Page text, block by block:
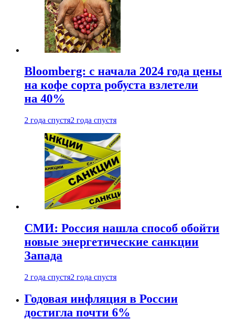
Bloomberg: с начала 2024 года цены
на кофе сорта робуста взлетели
на 40%
2 года спустя2 года спустя
СМИ: Россия нашла способ обойти
новые энергетические санкции
Запада
2 года спустя2 года спустя
Годовая инфляция в России
достигла почти 6%